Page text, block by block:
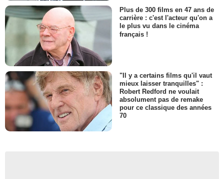
Plus de 300 films en 47 ans de
carrière : c'est l'acteur qu'on a
le plus vu dans le cinéma
français !
"Il y a certains films qu'il vaut
mieux laisser tranquilles" :
Robert Redford ne voulait
absolument pas de remake
pour ce classique des années
70